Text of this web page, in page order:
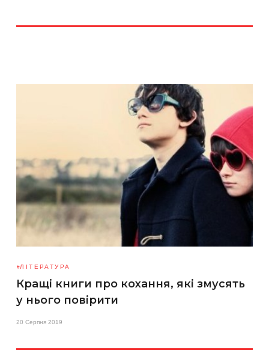
ЛІТЕРАТУРА
Кращі книги про кохання, які змусять
у нього повірити
20 Серпня 2019